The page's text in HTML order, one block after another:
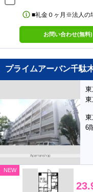
■礼金０ヶ月※法人の
お問い合わせ(無料)
プライムアーバン千駄
6
NEW